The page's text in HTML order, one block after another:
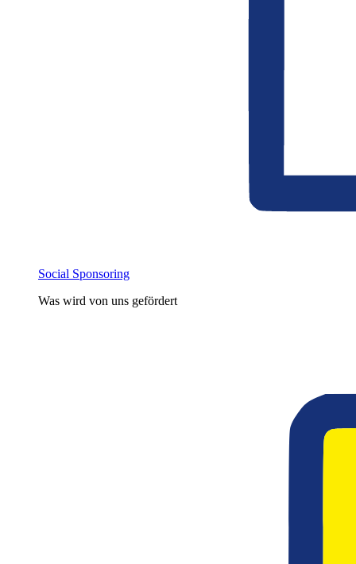
Social Sponsoring
Was wird von uns gefördert